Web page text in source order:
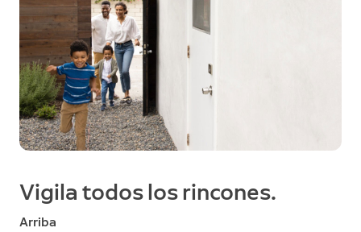
Vigila todos los rincones.
Arriba